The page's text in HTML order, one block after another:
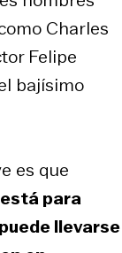
Charles
Felipe
bajísimo
es que
para
llevarse